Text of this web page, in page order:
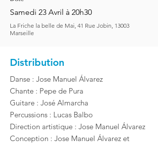
Samedi 23 Avril à 20h30
La Friche la belle de Mai, 41 Rue Jobin, 13003
Marseille
Distribution
Danse : Jose Manuel Álvarez
Chante : Pepe de Pura
Guitare : José Almarcha
Percussions : Lucas Balbo
Direction artistique : Jose Manuel Álvarez
Conception : Jose Manuel Álvarez et